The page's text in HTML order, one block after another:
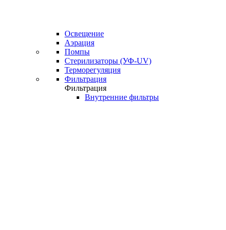
Освещение
Аэрация
Помпы
Стерилизаторы (УФ-UV)
Терморегуляция
Фильтрация
Фильтрация
Внутренние фильтры